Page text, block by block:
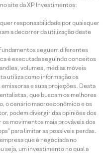
site da XP Investimentos:
responsabilidade por quaisquer
a decorrer da utilização deste
seguem diferentes
é executada seguindo conceitos
volumes, médias móveis
utiliza como informação os
e suas projeções. Desta
que buscam os melhores
o cenário macroeconômico e os
podem divergir das opiniões dos
movimentos mais prováveis dos
para limitar as possíveis perdas.
que é negociada no
seja, um investimento no qual a